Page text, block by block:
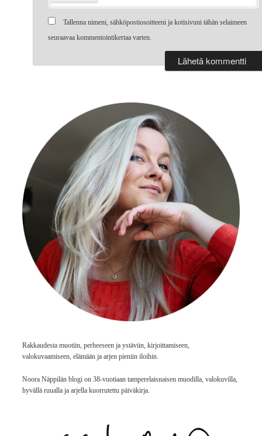
Tallenna nimeni, sähköpostiosoitteeni ja kotisivuni tähän selaimeen
seuraavaa kommentointikertaa varten.
Rakkaudesta muotiin, perheeseen ja ystäviin, kirjoittamiseen,
valokuvaamiseen, elämään ja arjen pieniin iloihin.
Noora Näppilän blogi on 38-vuotiaan tamperelaisnaisen muodilla, valokuvilla,
hyvällä ruualla ja arjella kuorrutettu päiväkirja.